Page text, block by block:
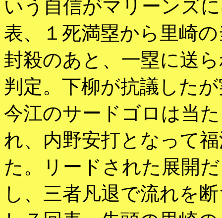
いう自信がマリーンズ
表、１死満塁から里崎
封殺のあと、一塁に送
判定。下柳が抗議した
今江のサードゴロは当
れ、内野安打となって
た。リードされた展開
し、三者凡退で流れを